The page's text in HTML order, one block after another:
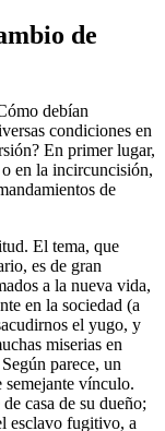
de
debían
condiciones en
En primer lugar,
en la incircuncisión,
de
El tema, que
es de gran
a la nueva vida,
en la sociedad (a
el yugo, y
miserias en
parece, un
semejante vínculo.
casa de su dueño;
esclavo fugitivo, a